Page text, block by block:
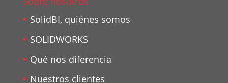
SolidBI, quiénes somos
SOLIDWORKS
Qué nos diferencia
Nuestros clientes